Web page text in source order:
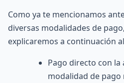
Como ya te mencionamos
diversas modalidades de
explicaremos a continuación
Pago directo con la
modalidad de